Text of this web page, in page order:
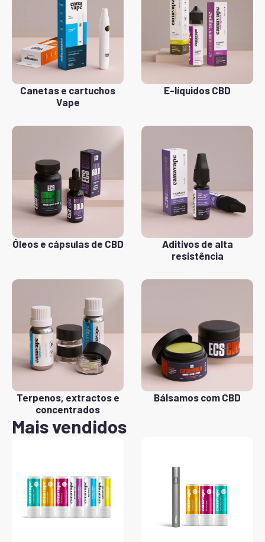
Canetas e cartuchos
Vape
E-líquidos CBD
Óleos e cápsulas de CBD
Aditivos de alta
resistência
Terpenos, extractos e
concentrados
Bálsamos com CBD
Mais vendidos